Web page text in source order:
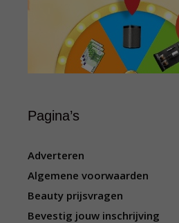
Pagina’s
Adverteren
Algemene voorwaarden
Beauty prijsvragen
Bevestig jouw inschrijving